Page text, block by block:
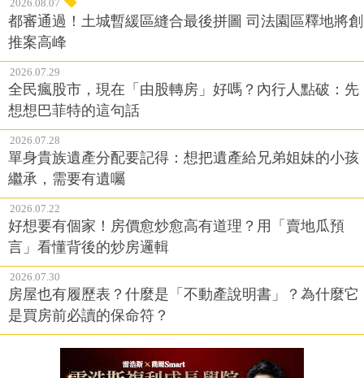
2026.08.07
都審通過！土城暫緩區縫合最後拼圖 司法園區釋地將創
推案高峰
2026.07.29
全民瘋股市，現在「由股轉房」好嗎？內行人點破：先
想想巴菲特的這句話
2026.07.28
單身貴族遺產分配要記得：想把遺產給兄弟姐妹的小孩
繼承，需要有遺囑
2026.07.22
好想要有個家！房價愈炒愈高有道理？用「賣地瓜預
言」看懂背後的炒房邏輯
2026.07.30
房屋也有履歷表？什麼是「不動產說明書」？為什麼它
是買房前必讀的保命符？